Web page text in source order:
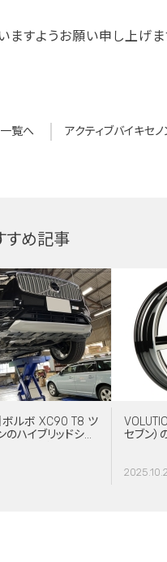
ますようお願い申し上げま
一覧へ アクティブバイキセ
すめ記事
ボルボ XC90 T8 ツ
のハイブリッドシス
セブン